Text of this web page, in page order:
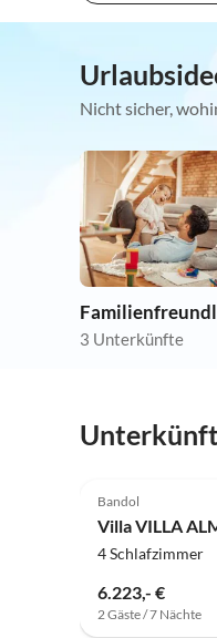
Nicht sicher,
3 Unterkünfte
Bandol
Villa VILLA
4 Schlafzimmer
6.223,- €
2 Gäste / 7 Nächte